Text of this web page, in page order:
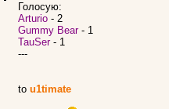
Голосую:
Arturio - 2
Gummy Bear- 1
TauSer- 1
---
to u1timate